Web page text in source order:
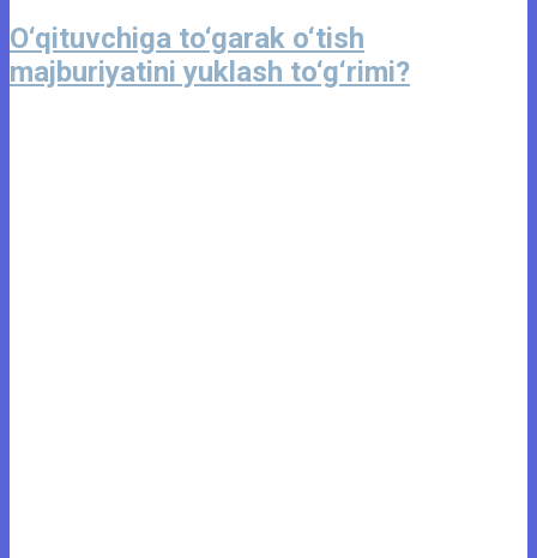
O‘qituvchiga to‘garak o‘tish
majburiyatini yuklash to‘g‘rimi?